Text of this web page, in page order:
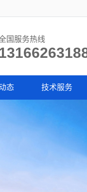
国服务热线
态 技术服务